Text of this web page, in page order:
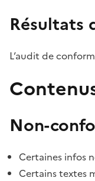
Résultats
L’audit de
Non-
Certaines infos
Certains textes